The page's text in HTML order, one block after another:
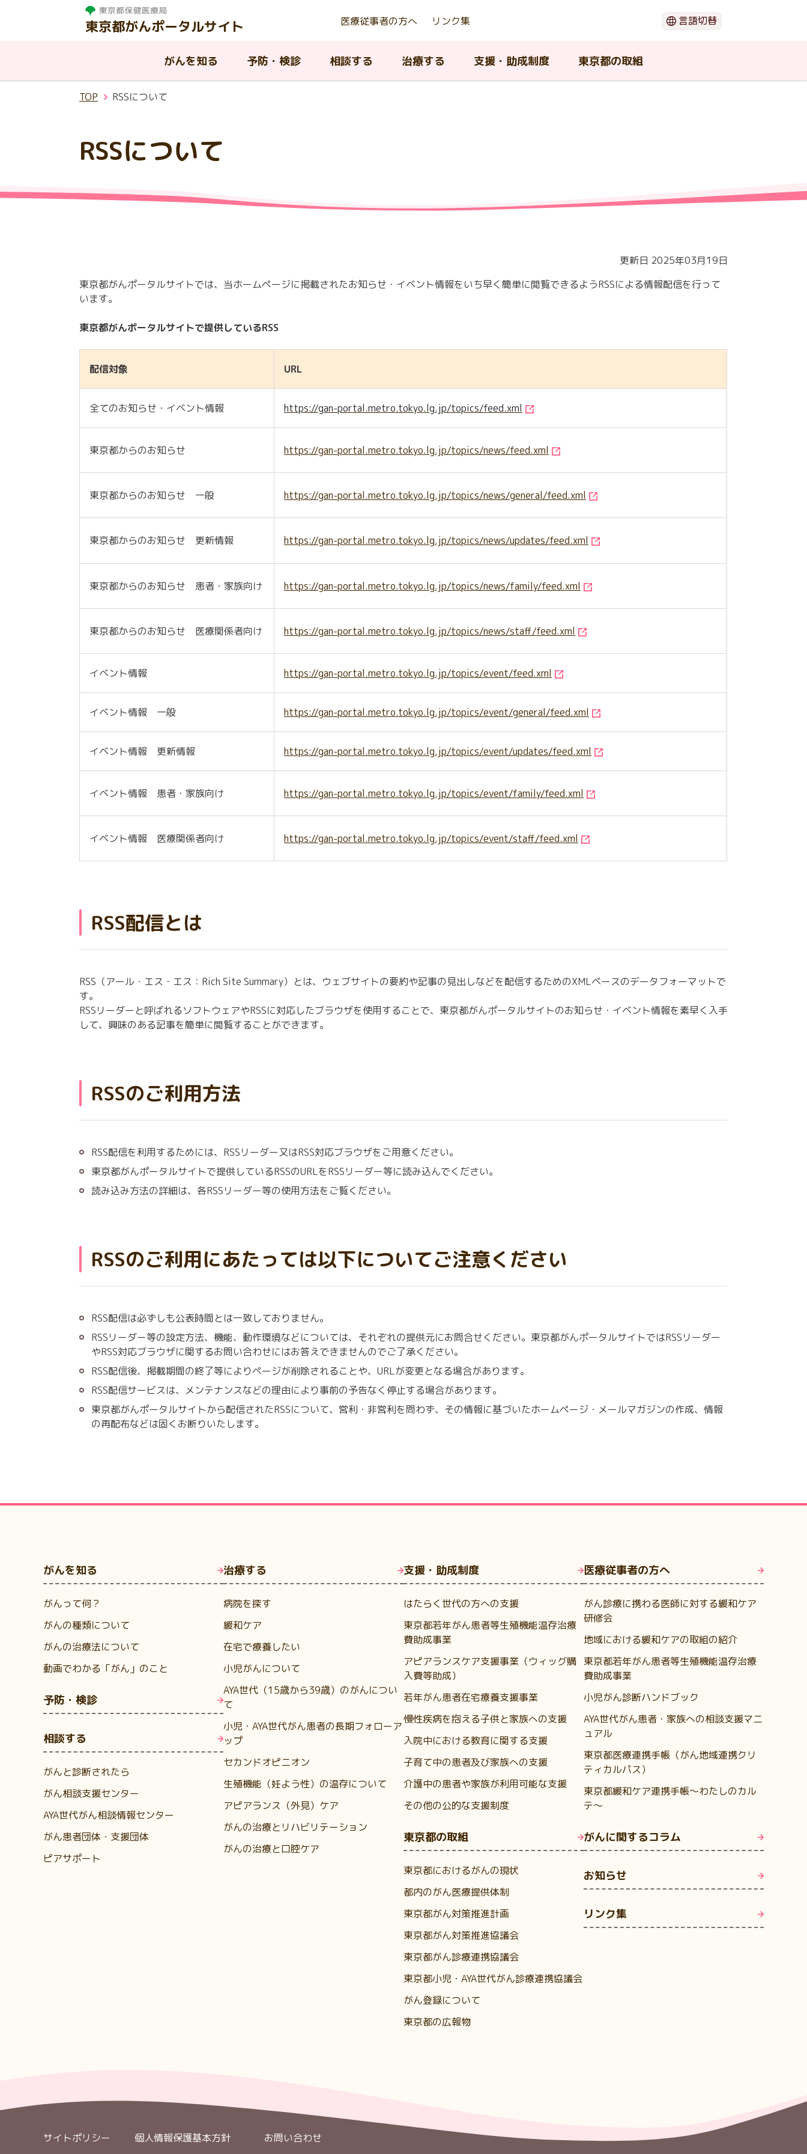
東京都がんポータルサイト 医療従事者の方へ リンク集 言語切替
がんを知る
がんって何？
予防・検診 相談する
がんと診断されたら
治療する
病院を探す
AYA世代（15歳から39歳）のが
小児・AYA世代がん患者の長期
セカンドオピニオン
がんの治療と口腔ケア
支援・助成制度
はたらく世代の方への支援
慢性疾病を抱える子供と家族へ
入院中における教育に関する支
子育て中の患者及び家族への支
介護中の患者や家族が利用可能
東京都の取組
東京都におけるがんの現状
東京都小児・AYA世代がん診療
がん登録について 東京都の広報物
閉じる
TOP RSSについて
RSSについて
更新日 2025年03月19日
東京都がんポータルサイトでは、当ホームページに掲載されたお知らせ・イベント情報をいち早く簡単に閲覧できるようRSSによる情報配信を行って
います。
東京都がんポータルサイトで提供しているRSS
配信対象 URL
全てのお知らせ・イベント情報 https://gan-portal.metro.tokyo.lg.jp/topics/feed.xml
東京都からのお知らせ https://gan-portal.metro.tokyo.lg.jp/topics/news/feed.xml
東京都からのお知らせ 一般 https://gan-portal.metro.tokyo.lg.jp/topics/news/general/feed.xml
東京都からのお知らせ 更新情報 https://gan-portal.metro.tokyo.lg.jp/topics/news/updates/feed.xml
東京都からのお知らせ 患者・家族向け https://gan-portal.metro.tokyo.lg.jp/topics/news/family/feed.xml
東京都からのお知らせ 医療関係者向け https://gan-portal.metro.tokyo.lg.jp/topics/news/staff/feed.xml
イベント情報 https://gan-portal.metro.tokyo.lg.jp/topics/event/feed.xml
イベント情報 一般 https://gan-portal.metro.tokyo.lg.jp/topics/event/general/feed.xml
イベント情報 更新情報 https://gan-portal.metro.tokyo.lg.jp/topics/event/updates/feed.xml
イベント情報 患者・家族向け https://gan-portal.metro.tokyo.lg.jp/topics/event/family/feed.xml
イベント情報 医療関係者向け https://gan-portal.metro.tokyo.lg.jp/topics/event/staff/feed.xml
RSS配信とは
RSS（アール・エス・エス：Rich Site Summary）とは、ウェブサイトの要約や記事の見出しなどを配信するためのXMLベースのデータフォーマットで
す。
RSSリーダーと呼ばれるソフトウェアやRSSに対応したブラウザを使用することで、東京都がんポータルサイトのお知らせ・イベント情報を素早く入手
して、興味のある記事を簡単に閲覧することができます。
RSSのご利用方法
RSS配信を利用するためには、RSSリーダー又はRSS対応ブラウザをご用意ください。
東京都がんポータルサイトで提供しているRSSのURLをRSSリーダー等に読み込んでください。
読み込み方法の詳細は、各RSSリーダー等の使用方法をご覧ください。
RSSのご利用にあたっては以下についてご注意ください
RSS配信は必ずしも公表時間とは一致しておりません。
RSSリーダー等の設定方法、機能、動作環境などについては、それぞれの提供元にお問合せください。東京都がんポータルサイトではRSSリーダー
やRSS対応ブラウザに関するお問い合わせにはお答えできませんのでご了承ください。
RSS配信後、掲載期間の終了等によりページが削除されることや、URLが変更となる場合があります。
RSS配信サービスは、メンテナンスなどの理由により事前の予告なく停止する場合があります。
東京都がんポータルサイトから配信されたRSSについて、営利・非営利を問わず、その情報に基づいたホームページ・メールマガジンの作成、情報
の再配布などは固くお断りいたします。
がんを知る
がんって何？
がんの種類について
がんの治療法について
動画でわかる「がん」のこと
予防・検診
相談する
がんと診断されたら
がん相談支援センター
AYA世代がん相談情報センター
がん患者団体・支援団体
ピアサポート
治療する
病院を探す
緩和ケア
在宅で療養したい
小児がんについて
AYA世代（15歳から39歳）のがんについ
て
小児・AYA世代がん患者の長期フォローア
ップ
セカンドオピニオン
生殖機能（妊よう性）の温存について
アピアランス（外見）ケア
がんの治療とリハビリテーション
がんの治療と口腔ケア
支援・助成制度
はたらく世代の方への支援
東京都若年がん患者等生殖機能温存治療
費助成事業
アピアランスケア支援事業（ウィッグ購
入費等助成）
若年がん患者在宅療養支援事業
慢性疾病を抱える子供と家族への支援
入院中における教育に関する支援
子育て中の患者及び家族への支援
介護中の患者や家族が利用可能な支援
その他の公的な支援制度
東京都の取組
東京都におけるがんの現状
都内のがん医療提供体制
東京都がん対策推進計画
東京都がん対策推進協議会
東京都がん診療連携協議会
東京都小児・AYA世代がん診療連携協議会
がん登録について
東京都の広報物
医療従事者の方へ
がん診療に携わる医師に対する緩和ケア
研修会
地域における緩和ケアの取組の紹介
東京都若年がん患者等生殖機能温存治療
費助成事業
小児がん診断ハンドブック
AYA世代がん患者・家族への相談支援マニ
ュアル
東京都医療連携手帳（がん地域連携クリ
ティカルパス）
東京都緩和ケア連携手帳～わたしのカル
テ～
がんに関するコラム
お知らせ
リンク集
サイトポリシー 個人情報保護基本方針 お問い合わせ